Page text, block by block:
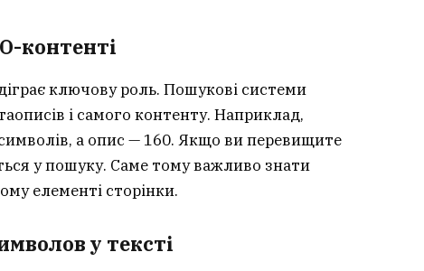
контенті
ключову роль. Пошукові системи
і самого контенту. Наприклад,
а опис — 160. Якщо ви перевищите
у пошуку. Саме тому важливо знати
елементі сторінки.
у тексті